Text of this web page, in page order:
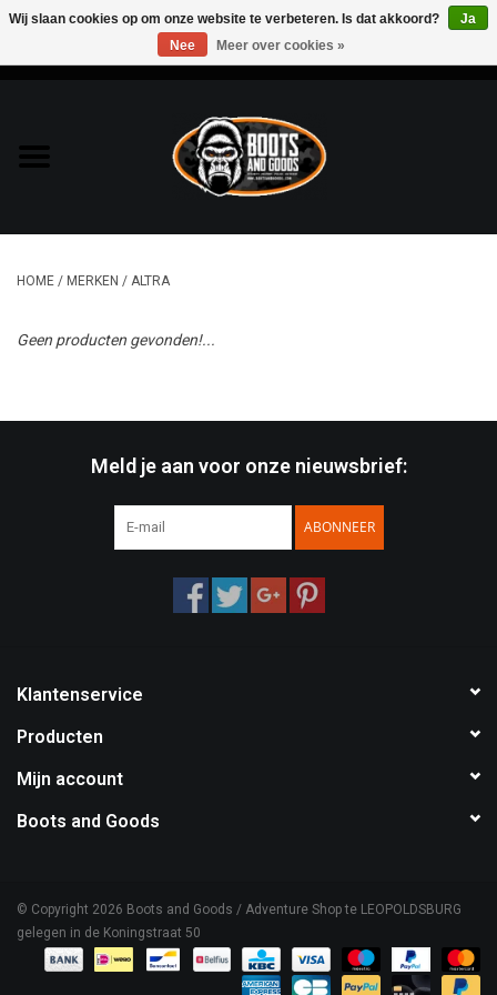
Bags & Packs
Bescherming
Messen & Multitools
Boots and Goods Blog !
HOME / MERKEN / ALTRA
Geen producten gevonden!...
Meld je aan voor onze nieuwsbrief:
ABONNEER
Klantenservice
Producten
Mijn account
Boots and Goods
© Copyright 2026 Boots and Goods / Adventure Shop te LEOPOLDSBURG
gelegen in de Koningstraat 50
Wij slaan cookies op om onze website te verbeteren. Is dat akkoord?
Ja
Nee
Meer over cookies »